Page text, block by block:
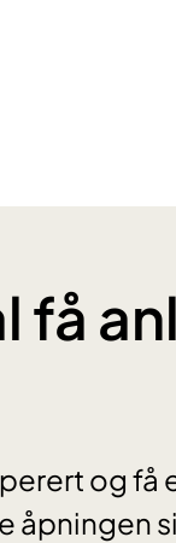
få
og få
åpningen